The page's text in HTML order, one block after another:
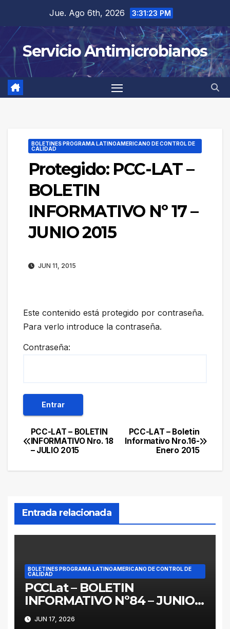
contenido
Jue. Ago 6th, 2026 3:31:23 PM
Servicio Antimicrobianos
BOLETINES PROGRAMA LATINOAMERICANO DE CONTROL DE
CALIDAD
Protegido: PCC-LAT –
BOLETIN
INFORMATIVO Nº 17 –
JUNIO 2015
JUN 11, 2015
Este contenido está protegido por contraseña.
Para verlo introduce la contraseña.
Contraseña:
Navegación
de
PCC-LAT – Boletin
Informativo Nro.16-
Enero 2015
PCC-LAT – BOLETIN
INFORMATIVO Nro. 18
– JULIO 2015
Entrada relacionada
BOLETINES PROGRAMA LATINOAMERICANO DE CONTROL DE
CALIDAD
PCCLat – BOLETIN
INFORMATIVO Nº84 – JUNIO
2026
JUN 17, 2026